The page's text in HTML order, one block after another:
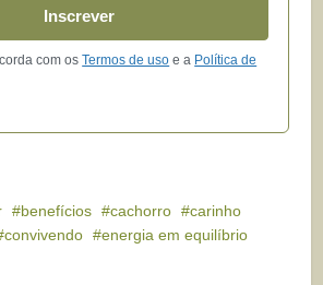
Inscrever
com osTermos de uso e a Política de
benefícios cachorro
carinho
convivendo
energia em equilíbrio